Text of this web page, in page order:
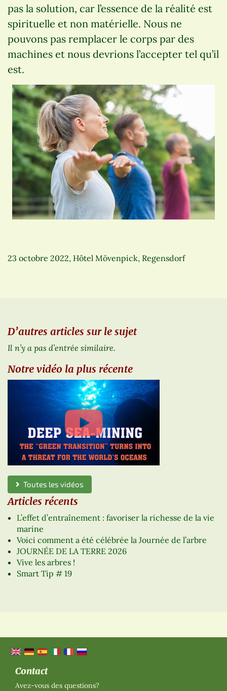
pas la solution, car l’essence de la réalité est
spirituelle et non matérielle. Nous ne
pouvons pas remplacer le corps par des
machines et nous devrions l’accepter tel qu’il
est.
23 octobre 2022, Hôtel Mövenpick, Regensdorf
D’autres articles sur le sujet
Il n’y a pas d’entrée similaire.
Notre vidéo la plus récente
Toutes les vidéos
Articles récents
L’effet d’entraînement : favoriser la richesse de la vie
marine
Voici comment a été célébrée la Journée de l’arbre
JOURNÉE DE LA TERRE 2026
Vive les arbres !
Smart Tip # 19
Contact
Avez-vous des questions?